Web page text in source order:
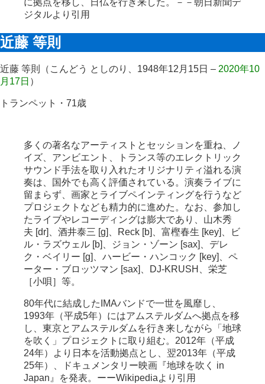
ジタルより引用
近藤 等則
近藤 等則（こんどう としのり、1948年12月15日 – 2020年10
月17日 ）
トランペット・71歳
多くの著名なアーティストとセッションを重ね、ノ
イズ、アンビエント、トランス等のエレクトリック
サウンド手法を取り入れたオリジナリティ溢れる演
奏は、国外でも高く評価されている。演奏ライブに
留まらず、画家とライブペインティングを行うなど
プロジェクトなども精力的に進めた。なお、参加し
たライブやレコーディングは膨大であり、山木秀
夫 [dr]、酒井泰三 [g]、Reck [b]、富樫春生 [key]、ビ
ル・ラズウェル [b]、ジョン・ゾーン [sax]、デレ
ク・ベイリー [g]、ハービー・ハンコック [key]、ペ
ーター・ブロッツマン [sax]、DJ-KRUSH、栄芝
［小唄］等。
80年代に結成したIMAバンドで一世を風靡し、
1993年（平成5年）にはアムステルダムへ拠点を移
し、東京とアムステルダムを行き来しながら「地球
を吹く」プロジェクトに取り組む。2012年（平成
24年）より日本を活動拠点とし、翌2013年（平成
25年）、ドキュメンタリー映画『地球を吹く in
Japan』を発表。ーーWikipediaより引用